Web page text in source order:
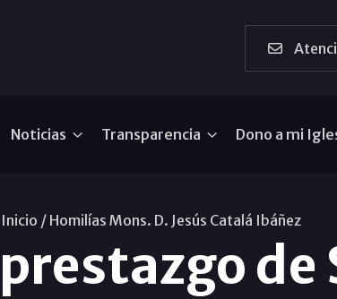
Noticias Transparencia Dono a mi
Inicio / Homilías Mons. D. Jesús Catalá Ibáñez
de